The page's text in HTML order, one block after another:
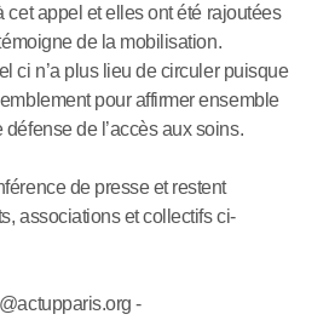
cet appel et elles ont été rajoutées
de la mobilisation.
ci n’a plus lieu de circuler puisque
pour affirmer ensemble
de l’accès aux soins.
de presse et restent
associations et collectifs ci-
-